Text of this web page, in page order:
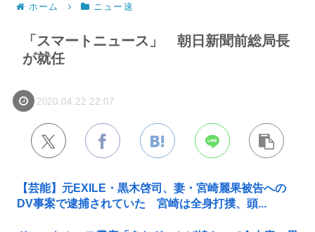
ホーム ニュー速
「スマートニュース」 朝日新聞前総局長
が就任
2020.04.22 22:07
【芸能】元EXILE・黒木啓司、妻・宮崎麗果被告への
DV事案で逮捕されていた 宮崎は全身打撲、頭...